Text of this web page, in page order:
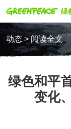
动态 > 阅读全文
绿色和平
变化